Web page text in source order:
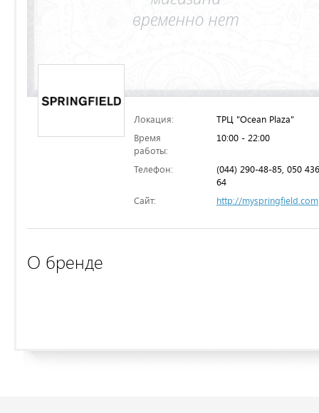
Локация:
ТРЦ "Ocean Plaza"
Время
работы:
10:00 - 22:00
Телефон:
(044) 290-48-85, 050
64
Сайт:
http://myspringfield.com
О бренде